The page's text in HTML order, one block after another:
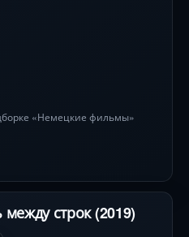
и собственных
Кох в
правды, с визуальными
Венецию и
.
«Немецкие фильмы»
строк (2019)